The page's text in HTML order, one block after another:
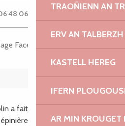
TRAOÑIENN AN
ERV AN TALBERZH
KASTELL HEREG
IFERN
AR MIN KROUGET
48 06 87
Facebook
a fait germer à Lanvellec
dédiée aux cactus et